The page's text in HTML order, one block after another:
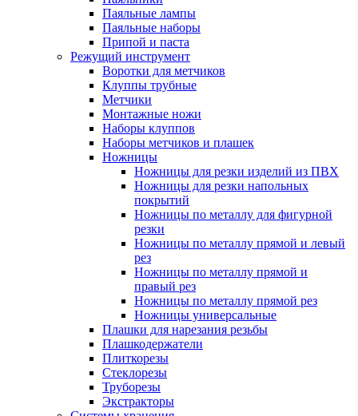
Паяльные лампы
Паяльные наборы
Припой и паста
Режущий инструмент
Воротки для метчиков
Клуппы трубные
Метчики
Монтажные ножи
Наборы клуппов
Наборы метчиков и плашек
Ножницы
Ножницы для резки изделий из ПВХ
Ножницы для резки напольных
покрытий
Ножницы по металлу для фигурной
резки
Ножницы по металлу прямой и левый
рез
Ножницы по металлу прямой и
правый рез
Ножницы по металлу прямой рез
Ножницы универсальные
Плашки для нарезания резьбы
Плашкодержатели
Плиткорезы
Стеклорезы
Труборезы
Экстракторы